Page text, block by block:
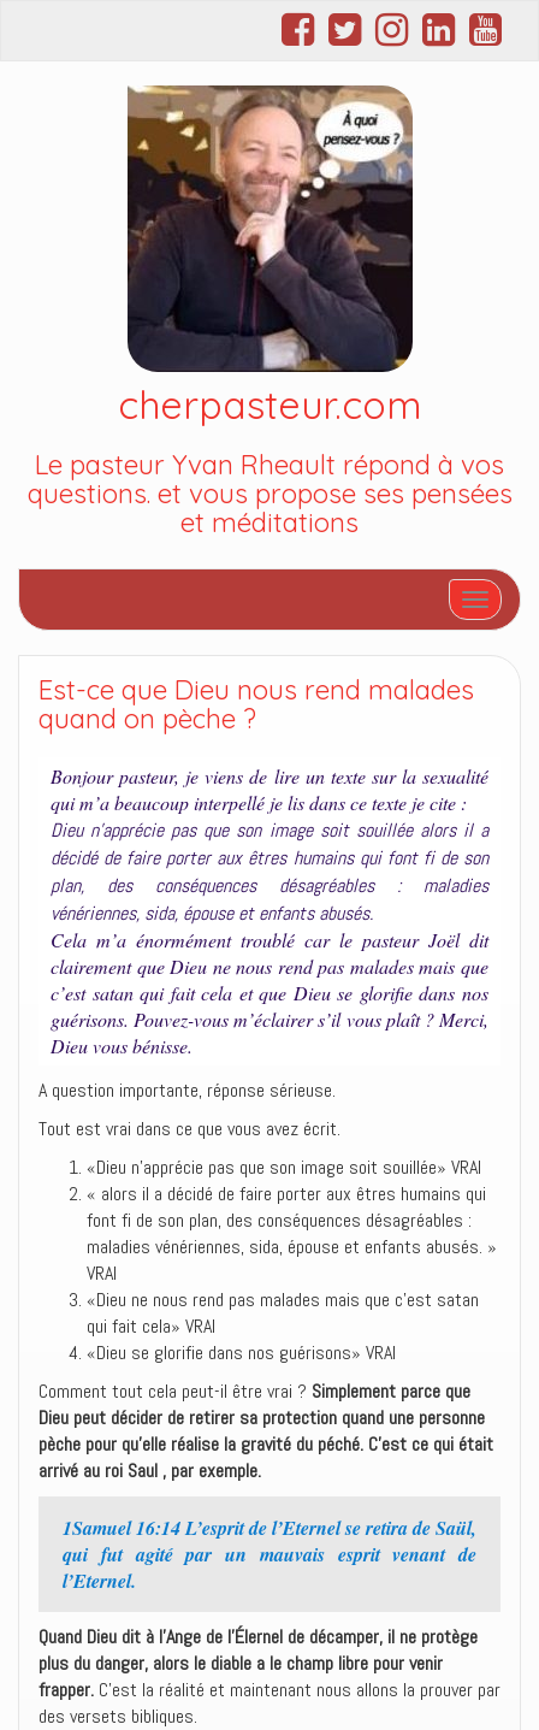
cherpasteur.com
Le pasteur Yvan Rheault répond à vos
questions. et vous propose ses pensées
et méditations
Afficher/
Est-ce que Dieu nous rend malades
quand on pèche ?
Bonjour pasteur, je viens de lire un texte sur la sexualité
qui m’a beaucoup interpellé je lis dans ce texte je cite :
Dieu n’apprécie pas que son image soit souillée alors il a
décidé de faire porter aux êtres humains qui font fi de son
plan, des conséquences désagréables : maladies
vénériennes, sida, épouse et enfants abusés.
Cela m’a énormément troublé car le pasteur Joël dit
clairement que Dieu ne nous rend pas malades mais que
c’est satan qui fait cela et que Dieu se glorifie dans nos
guérisons. Pouvez-vous m’éclairer s’il vous plaît ? Merci,
Dieu vous bénisse.
A question importante, réponse sérieuse.
Tout est vrai dans ce que vous avez écrit.
«Dieu n’apprécie pas que son image soit souillée» VRAI
« alors il a décidé de faire porter aux êtres humains qui
font fi de son plan, des conséquences désagréables :
maladies vénériennes, sida, épouse et enfants abusés. »
VRAI
«Dieu ne nous rend pas malades mais que c’est satan
qui fait cela» VRAI
«Dieu se glorifie dans nos guérisons» VRAI
Comment tout cela peut-il être vrai ? Simplement parce que
Dieu peut décider de retirer sa protection quand une personne
pèche pour qu’elle réalise la gravité du péché. C’est ce qui était
arrivé au roi Saul , par exemple.
1Samuel 16:14 L’esprit de l’Eternel se retira de Saül,
qui fut agité par un mauvais esprit venant de
l’Eternel.
Quand Dieu dit à l’Ange de l’Élernel de décamper, il ne protège
plus du danger, alors le diable a le champ libre pour venir
frapper. C’est la réalité et maintenant nous allons la prouver par
des versets bibliques.